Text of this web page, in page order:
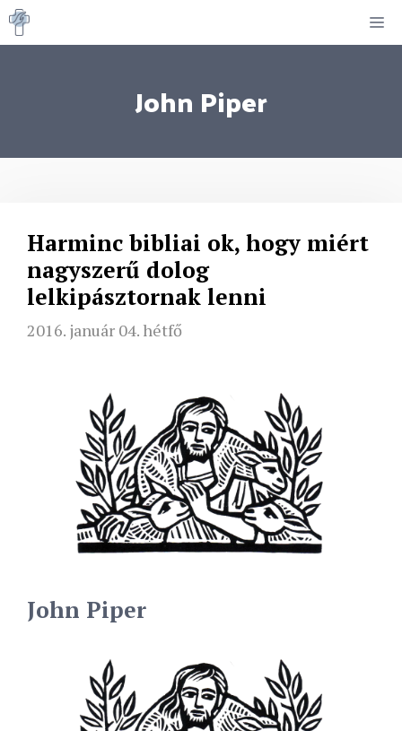
Kilépés
a
John Piper
Harminc bibliai ok, hogy miért
nagyszerű dolog
lelkipásztornak lenni
2016. január 04. hétfő
John Piper